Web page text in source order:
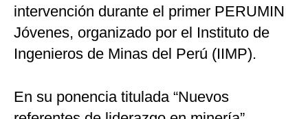
intervención durante el primer PERUMIN
Jóvenes, organizado por el Instituto de
Ingenieros de Minas del Perú (IIMP).
En su ponencia titulada “Nuevos